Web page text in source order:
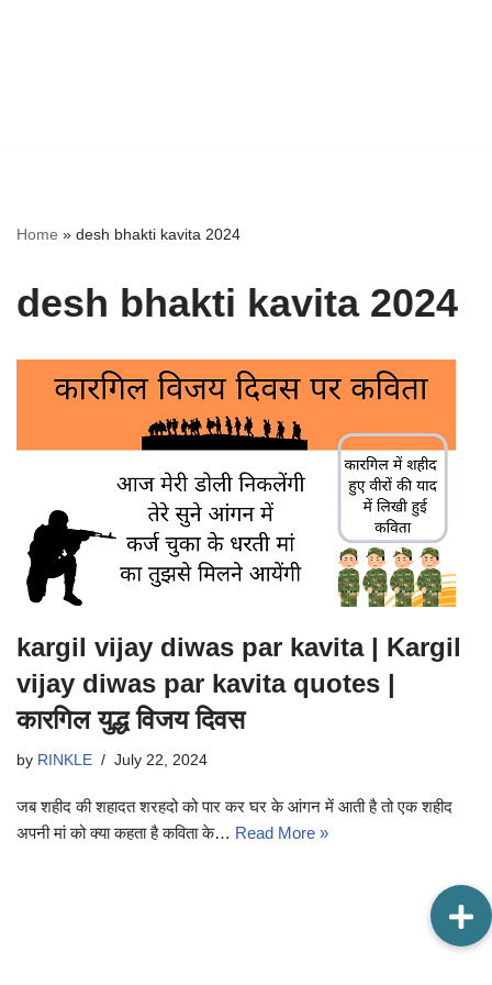
Home » desh bhakti kavita 2024
desh bhakti kavita 2024
kargil vijay diwas par kavita | Kargil
vijay diwas par kavita quotes |
कारगिल युद्ध विजय दिवस
by RINKLE July 22, 2024
जब शहीद की शहादत शरहदो को पार कर घर के आंगन में आती है तो एक शहीद
अपनी मां को क्या कहता है कविता के… Read More »